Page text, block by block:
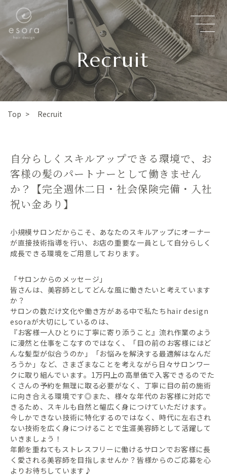
Recruit
Top > Recruit
自分らしくスキルアップできる環境で、お
客様の髪のパートナーとして働きません
か？【完全週休二日・社会保険完備・入社
祝い金あり】
小規模サロンだからこそ、あなたのスキルアップにオーナー
が直接技術指導を行い、 お店の重要な一員として自分らしく
成長できる環境をご用意しております。
「サロンからのメッセージ」
皆さんは、美容師としてどんな風に働きたいと考えています
か？
サロンの数だけ文化や働き方がある中で私たちhair design
esoraが大切にしているのは、
『お客様一人ひとりに丁寧に寄り添うこと』流れ作業のよう
に漫然と仕事をこなすのではなく、「目の前のお客様にはど
んな髪型が似合うのか」「お悩みを解決する最適解はなんだ
ろうか」など、さまざまなことを考えながら日々サロンワー
クに取り組んでいます。1万円上の高単価で入客できるのでた
くさんの予約を無理に取る必要がなく、丁寧に目の前の施術
に向き合える環境です◎また、様々な年代のお客様に対応で
きるため、スキルも自然と幅広く身につけていただけます。
今しかできない技術に特化するのではなく、時代に左右され
ない技術を広く身につけることで生涯美容師として活躍して
いきましょう！
年齢を重ねてもストレスフリーに働けるサロンでお客様に長
く愛される美容師を目指しませんか？皆様からのご応募を心
よりお待ちしています♪